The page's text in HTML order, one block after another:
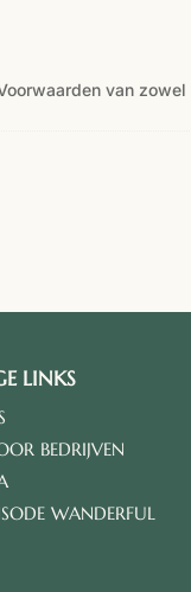
van zowel
LINKS
BEDRIJVEN
WANDERFUL